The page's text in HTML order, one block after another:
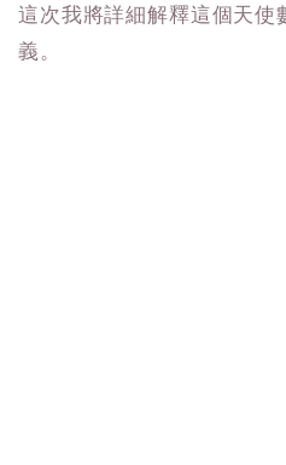
這次我將詳細解釋這個天使
義。